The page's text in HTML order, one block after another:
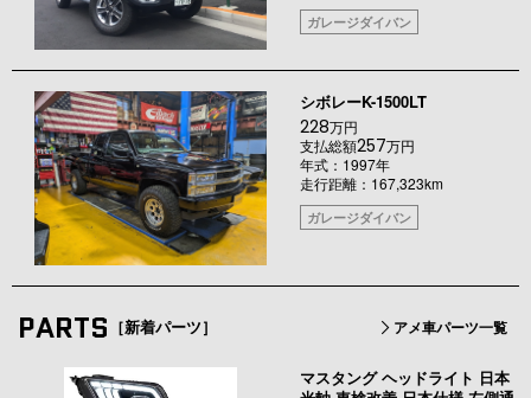
ガレージダイバン
シボレーK-1500LT
228万円
支払総額257万円
年式：1997年
走行距離：167,323km
ガレージダイバン
PARTS ［新着パーツ］ アメ車パーツ一覧
マスタング ヘッドライト 日本